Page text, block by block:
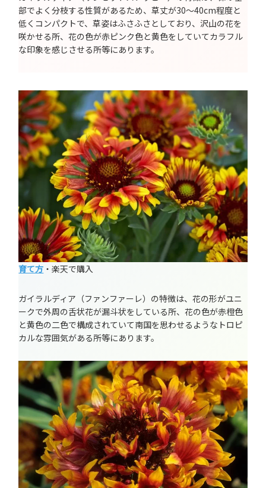
部でよく分枝する性質があるため、草丈が30～40cm程度と
低くコンパクトで、草姿はふさふさとしており、沢山の花を
咲かせる所、花の色が赤ピンク色と黄色をしていてカラフル
な印象を感じさせる所等にあります。
育て方 ・楽天で購入
ガイラルディア（ファンファーレ）の特徴は、花の形がユニ
ークで外周の舌状花が漏斗状をしている所、花の色が赤橙色
と黄色の二色で構成されていて南国を思わせるようなトロピ
カルな雰囲気がある所等にあります。